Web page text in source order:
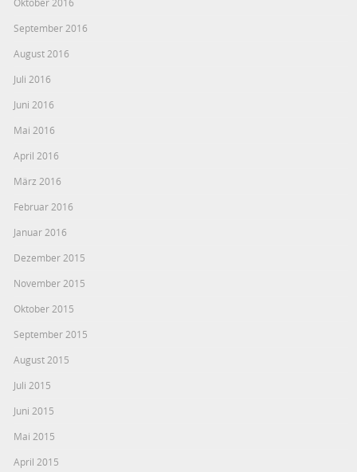
September 2016
August 2016
Juli 2016
Juni 2016
Mai 2016
April 2016
März 2016
Februar 2016
Januar 2016
Dezember 2015
November 2015
Oktober 2015
September 2015
August 2015
Juli 2015
Juni 2015
Mai 2015
April 2015